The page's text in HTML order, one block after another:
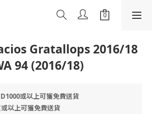
Gratallops 2016/18
94 (2016/18)
或以上可獲免費送貨
以上可獲免費送貨